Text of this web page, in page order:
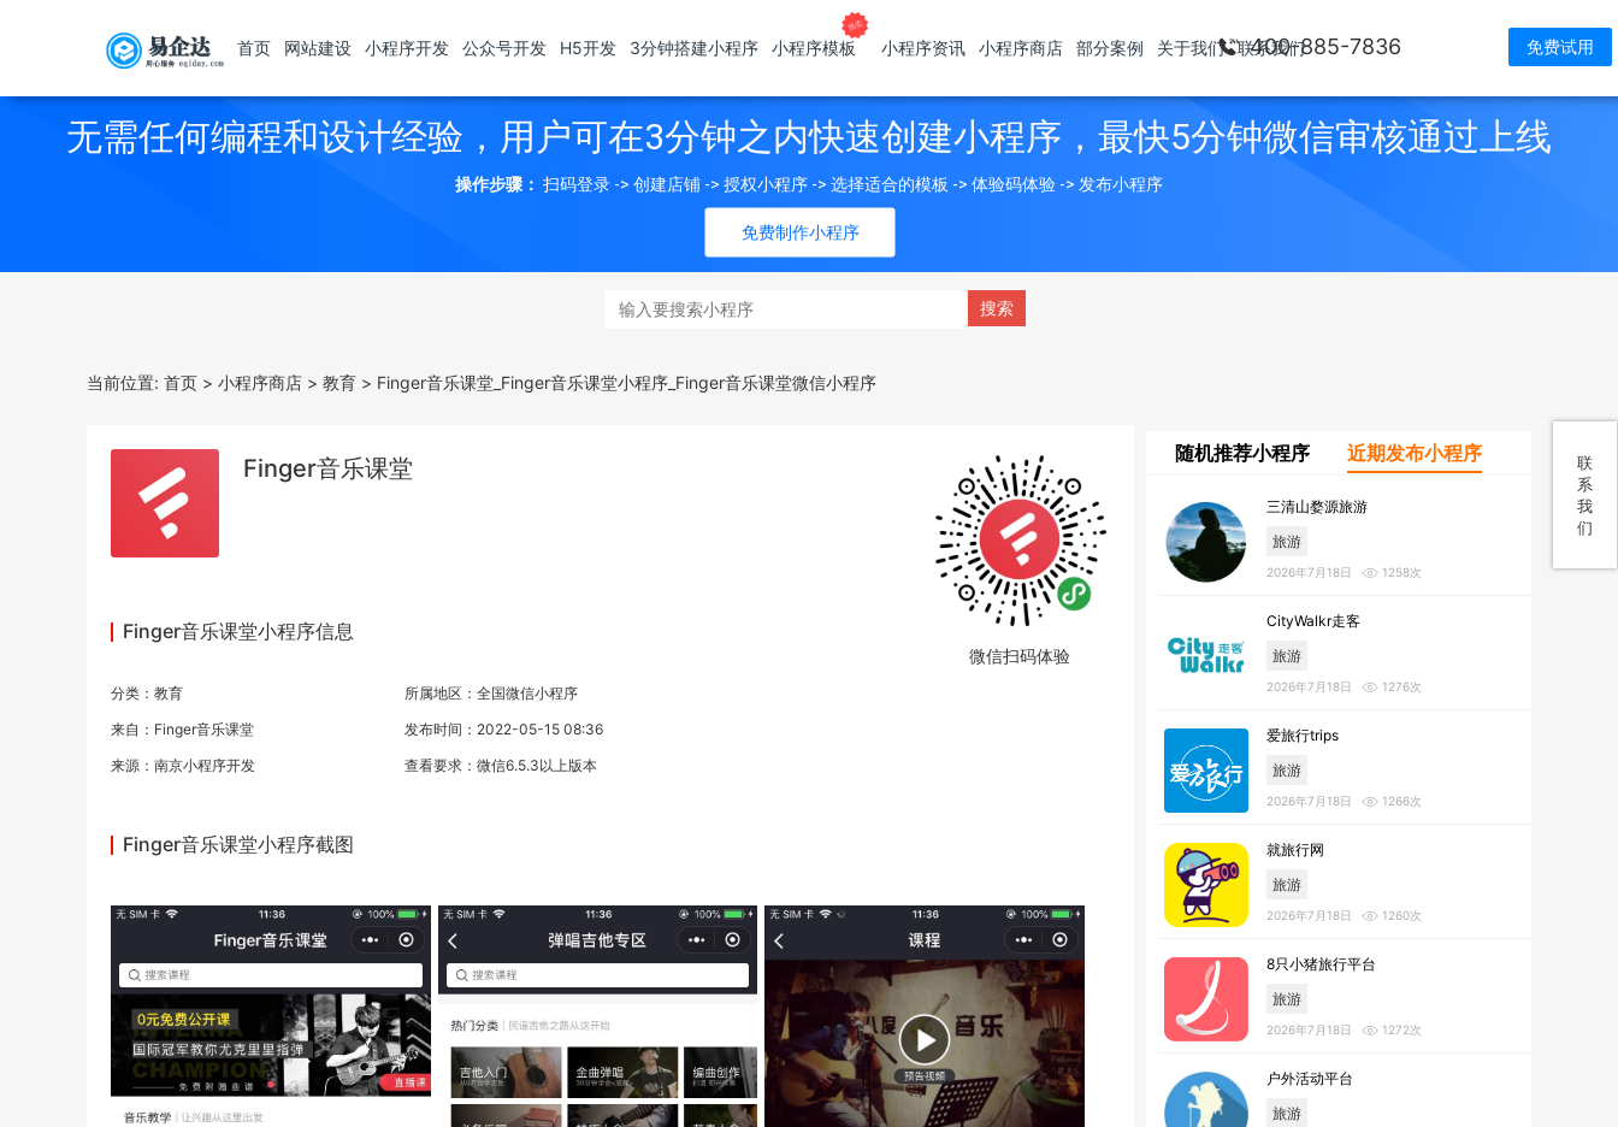
400-885-7836 免费试用
首页 网站建设 小程序开发 公众号开发 H5开发 3分钟搭建小程序 小程序模板 小程序资讯 小程序商店 部分案例 关于我们 联系我们
联
系
我
们
无需任何编程和设计经验，用户可在3分钟之内快速创建小程序，最快5分钟微信审核通过上线
免费制作小程序
操作步骤： 扫码登录 -> 创建店铺 -> 授权小程序 -> 选择适合的模板 -> 体验码体验 -> 发布小程序
当前位置: 首页 > 小程序商店 > 教育 > Finger音乐课堂_Finger音乐课堂小程序_Finger音乐课堂微信小程序
Finger音乐课堂
Finger音乐课堂小程序信息
分类： 教育
所属地区：全国微信小程序
来自：Finger音乐课堂
发布时间：2022-05-15 08:36
来源： 南京小程序开发 查看要求：微信6.5.3以上版本
微信扫码体验
Finger音乐课堂小程序截图
随机推荐小程序 近期发布小程序
三清山婺源旅游
旅游
2026年7月18日 1258次
CityWalkr走客
旅游
2026年7月18日 1276次
爱旅行trips
旅游
2026年7月18日 1266次
就旅行网
旅游
2026年7月18日 1260次
8只小猪旅行平台
旅游
2026年7月18日 1272次
户外活动平台
旅游